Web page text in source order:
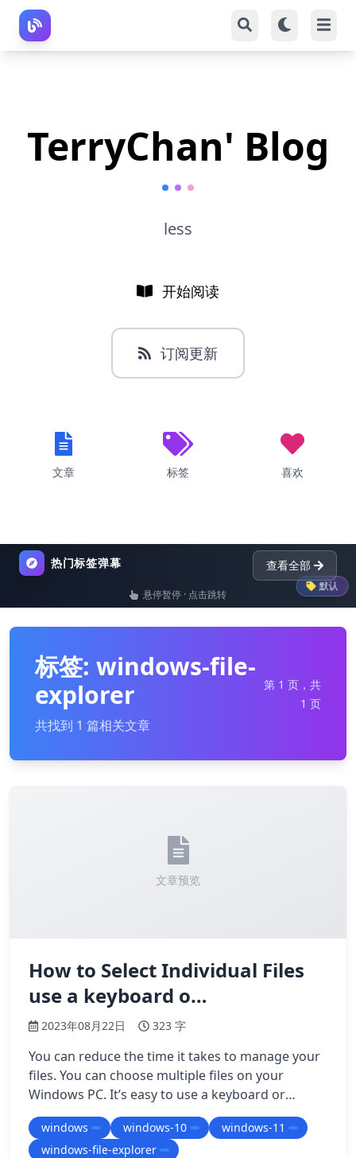
TerryChan' Blog
less
开始阅读
订阅更新
文章 标签 喜欢
热门标签弹幕 查看全部
默认
list nginx dictionary
悬停暂停 · 点击跳转
标签: windows-file-
explorer
共找到 1 篇相关文章
第 1 页，共
1 页
文章预览
How to Select Individual Files
use a keyboard o…
2023年08月22日 323 字
You can reduce the time it takes to manage your
files. You can choose multiple files on your
Windows PC. It’s easy to use a keyboard or
mouse in File Explorer. How to Select Mul…
windows windows-10
windows-11
windows-file-explorer